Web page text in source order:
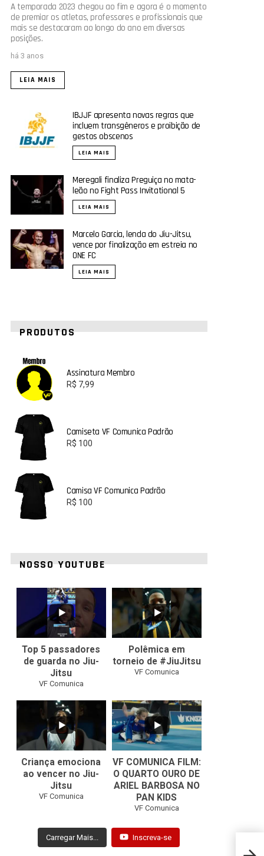
A temporada 2023 chegou ao fim e agora é o momento
de premiar os atletas, professores e profissionais que
mais se destacaram ao longo do ano em diversas
posições.
há 3 anos
LEIA MAIS
IBJJF apresenta novas regras que
incluem transgêneros e proibição de
gestos obscenos
LEIA MAIS
Meregali finaliza Preguiça no mata-
leão no Fight Pass Invitational 5
LEIA MAIS
Marcelo Garcia, lenda do Jiu-Jitsu,
vence por finalização em estreia no
ONE FC
LEIA MAIS
PRODUTOS
Assinatura Membro
R$ 7,99
Camiseta VF Comunica Padrão
R$ 100
Camisa VF Comunica Padrão
R$ 100
NOSSO YOUTUBE
1
Top 5 passadores
de guarda no Jiu-
Jitsu
VF Comunica
47 1
Polêmica em
torneio de #JiuJitsu
VF Comunica
0
Criança emociona
ao vencer no Jiu-
Jitsu
VF Comunica
...
0
VF COMUNICA FILM:
O QUARTO OURO DE
ARIEL BARBOSA NO
PAN KIDS
VF Comunica
Carregar Mais... Inscreva-se